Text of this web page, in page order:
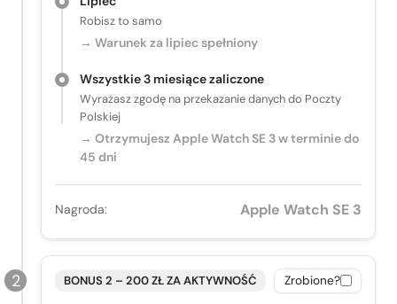
Robisz to samo
→ Warunek za lipiec spełniony
Wszystkie 3 miesiące zaliczone
Wyrażasz zgodę na przekazanie danych do Poczty
Polskiej
→ Otrzymujesz Apple Watch SE 3 w terminie do
45 dni
Nagroda: Apple Watch SE 3
BONUS 2 – 200 ZŁ ZA AKTYWNOŚĆ Zrobione?